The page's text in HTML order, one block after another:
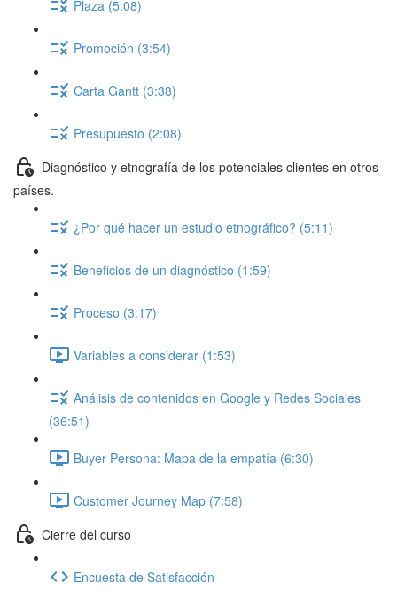
Plaza (5:08)
Promoción (3:54)
Carta Gantt (3:38)
Presupuesto (2:08)
Diagnóstico y etnografía de los potenciales clientes en otros
países.
¿Por qué hacer un estudio etnográfico? (5:11)
Beneficios de un diagnóstico (1:59)
Proceso (3:17)
Variables a considerar (1:53)
Análisis de contenidos en Google y Redes Sociales
(36:51)
Buyer Persona: Mapa de la empatía (6:30)
Customer Journey Map (7:58)
Cierre del curso
Encuesta de Satisfacción